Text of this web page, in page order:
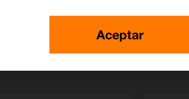
Aceptar